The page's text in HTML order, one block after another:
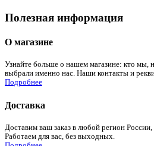
Полезная информация
О магазине
Узнайте больше о нашем магазине: кто мы,
выбрали именно нас. Наши контакты и
Подробнее
Доставка
Доставим ваш заказ в любой регион России,
Работаем для вас, без выходных.